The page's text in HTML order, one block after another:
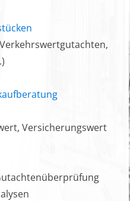
Versicherungswert